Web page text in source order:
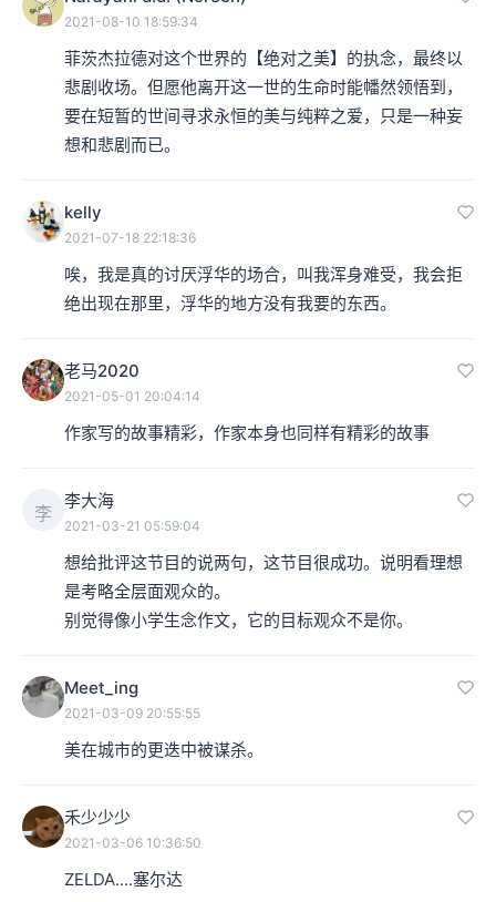
2021-08-10 18:59:34
菲茨杰拉德对这个世界的【绝对之美】的执念，最终以
悲剧收场。但愿他离开这一世的生命时能幡然领悟到，
要在短暂的世间寻求永恒的美与纯粹之爱，只是一种妄
想和悲剧而已。
kelly
2021-07-18 22:18:36
唉，我是真的讨厌浮华的场合，叫我浑身难受，我会拒
绝出现在那里，浮华的地方没有我要的东西。
老马2020
2021-05-01 20:04:14
作家写的故事精彩，作家本身也同样有精彩的故事
李
李大海
2021-03-21 05:59:04
想给批评这节目的说两句，这节目很成功。说明看理想
是考略全层面观众的。
别觉得像小学生念作文，它的目标观众不是你。
Meet_ing
2021-03-09 20:55:55
美在城市的更迭中被谋杀。
禾少少少
2021-03-06 10:36:50
ZELDA....塞尔达